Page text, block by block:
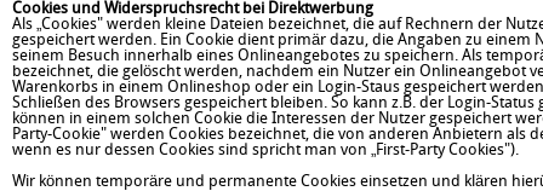
Cookies und Widerspruchsrecht bei Direktwerbung
Als „Cookies" werden kleine Dateien bezeichnet, die auf Rechnern der
gespeichert werden. Ein Cookie dient primär dazu, die Angaben zu
seinem Besuch innerhalb eines Onlineangebotes zu speichern. Als
bezeichnet, die gelöscht werden, nachdem ein Nutzer ein Onlineangebot
Warenkorbs in einem Onlineshop oder ein Login-Staus gespeichert
Schließen des Browsers gespeichert bleiben. So kann z.B. der Login-
können in einem solchen Cookie die Interessen der Nutzer gespeichert
Party-Cookie" werden Cookies bezeichnet, die von anderen Anbietern
wenn es nur dessen Cookies sind spricht man von „First-Party Cookies").
Wir können temporäre und permanente Cookies einsetzen und klären